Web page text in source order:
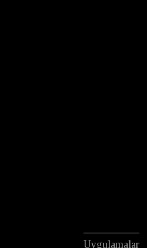
Uygulamalar